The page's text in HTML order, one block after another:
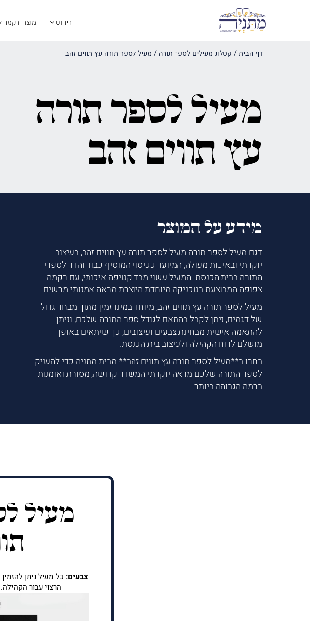
ריהוט מוצרי
דף הבית/ קטלוג מעילים לספר תורה / מעיל לספר תורה עץ תווים זהב
מעיל לספר תורה
עץ תווים זהב
מידע על המוצר
דגם מעיל לספר תורה מעיל לספר תורה עץ תווים זהב, בעיצוב
יוקרתי ובאיכות מעולה, המיועד ככיסוי המוסיף כבוד והדר לספרי
התורה בבית הכנסת. המעיל עשוי מבד קטיפה איכותי, עם רקמה
צפופה המבוצעת בטכניקה מיוחדת היוצרת מראה אמנותי מרשים.
מעיל לספר תורה עץ תווים זהב, מיוחד במינו זמין מתוך מבחר גדול
של דגמים, ניתן לקבל בהתאם לגודל ספר התורה שלכם, וניתן
להתאמה אישית מבחינת צבעים ועיצובים, כך שיתאים באופן
מושלם לרוח הקהילה ולעיצוב בית הכנסת.
בחרו ב**מעיל לספר תורה עץ תווים זהב** מבית מתניה כדי להעניק
לספר התורה שלכם מראה יוקרתי המשדר קדושה, מסורת ואומנות
ברמה הגבוהה ביותר.
מעיל
צבעים: כל מעיל ניתן
הרצוי עבור הקהילה.